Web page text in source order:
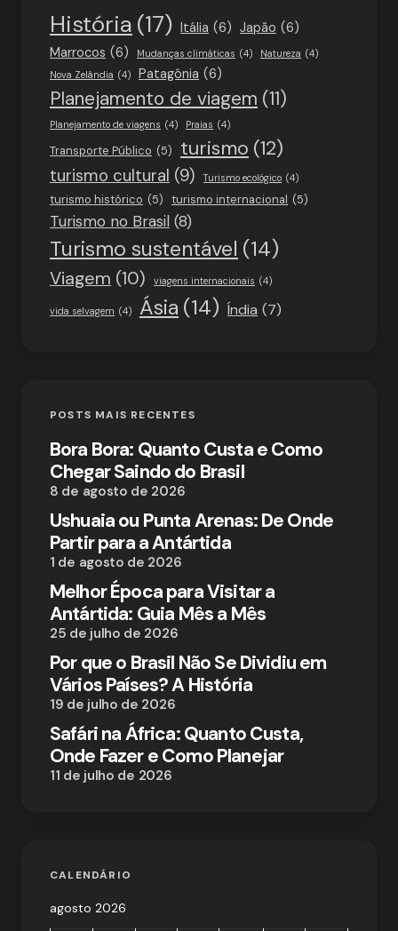
História (17) Itália (6) Japão (6)
Marrocos (6) Mudanças climáticas (4) Natureza (4)
Nova Zelândia (4) Patagônia (6)
Planejamento de viagem (11)
Planejamento de viagens (4) Praias (4)
Transporte Público (5) turismo (12)
turismo cultural (9) Turismo ecológico (4)
turismo histórico (5) turismo internacional (5)
Turismo no Brasil (8)
Turismo sustentável (14)
Viagem (10) viagens internacionais (4)
vida selvagem (4) Ásia (14) Índia (7)
POSTS MAIS RECENTES
Bora Bora: Quanto Custa e Como
Chegar Saindo do Brasil
8 de agosto de 2026
Ushuaia ou Punta Arenas: De Onde
Partir para a Antártida
1 de agosto de 2026
Melhor Época para Visitar a
Antártida: Guia Mês a Mês
25 de julho de 2026
Por que o Brasil Não Se Dividiu em
Vários Países? A História
19 de julho de 2026
Safári na África: Quanto Custa,
Onde Fazer e Como Planejar
11 de julho de 2026
CALENDÁRIO
agosto 2026